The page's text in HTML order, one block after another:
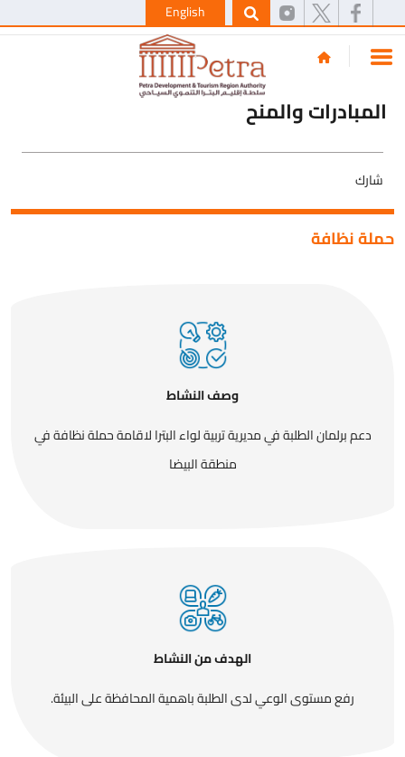
English
المبادرات والمنح
شارك
حملة نظافة
وصف النشاط
دعم برلمان الطلبة في مديرية تربية لواء البترا لاقامة حملة نظافة في
منطقة البيضا
الهدف من النشاط
رفع مستوى الوعي لدى الطلبة باهمية المحافظة على البيئة.